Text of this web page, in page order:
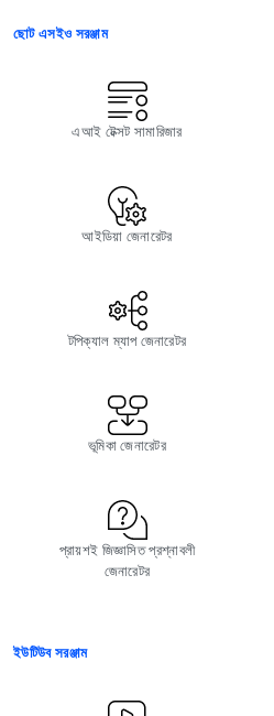
ছোট এসইও সরঞ্জাম
এআই টেক্সট সামারিজার
আইডিয়া জেনারেটর
টপিক্যাল ম্যাপ জেনারেটর
ভূমিকা জেনারেটর
প্রায়শই জিজ্ঞাসিত প্রশ্নাবলী
জেনারেটর
ইউটিউব সরঞ্জাম